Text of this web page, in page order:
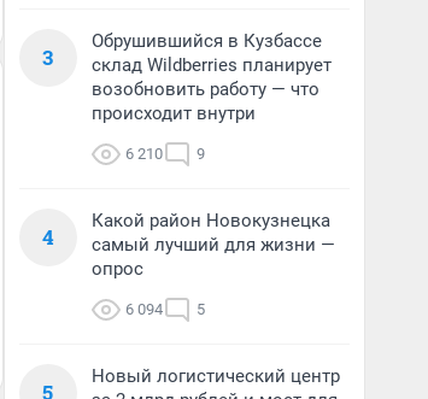
3
Обрушившийся в Кузбассе
склад Wildberries планирует
возобновить работу — что
происходит внутри
6 210 9
4
Какой район Новокузнецка
самый лучший для жизни —
опрос
6 094 5
5
Новый логистический центр